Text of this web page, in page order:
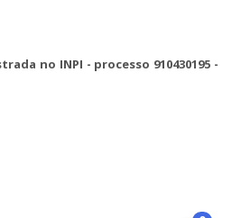
no INPI - processo 910430195 -